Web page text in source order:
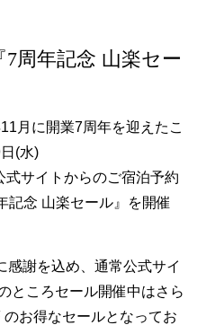
周年記念 山楽セー
月に開業7周年を迎えたこ
(水)
サイトからのご宿泊予約
記念 山楽セール』を開催
感謝を込め、通常公式サイ
ところセール開催中はさら
お得なセールとなってお